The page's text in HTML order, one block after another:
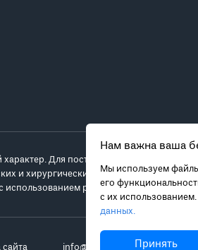
Нам важна ваша
Мы используем
его
с их
данных.
Принять
Для постановки диагноза и
хирургических вариантах лечения и
робота da Vinci.
сайта info@robot-davinci.ru